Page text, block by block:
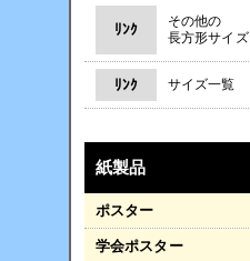
ﾘﾝｸ
その他の
長方形サイズ
ﾘﾝｸ サイズ一覧
紙製品
ポスター
学会ポスター